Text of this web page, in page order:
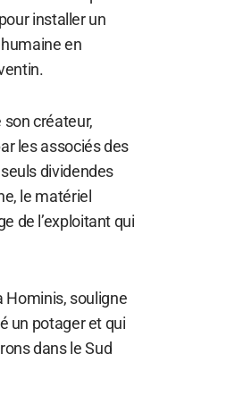
installer un
en
son créateur,
les associés des
dividendes
le matériel
de l’exploitant qui
Hominis, souligne
un potager et qui
dans le Sud